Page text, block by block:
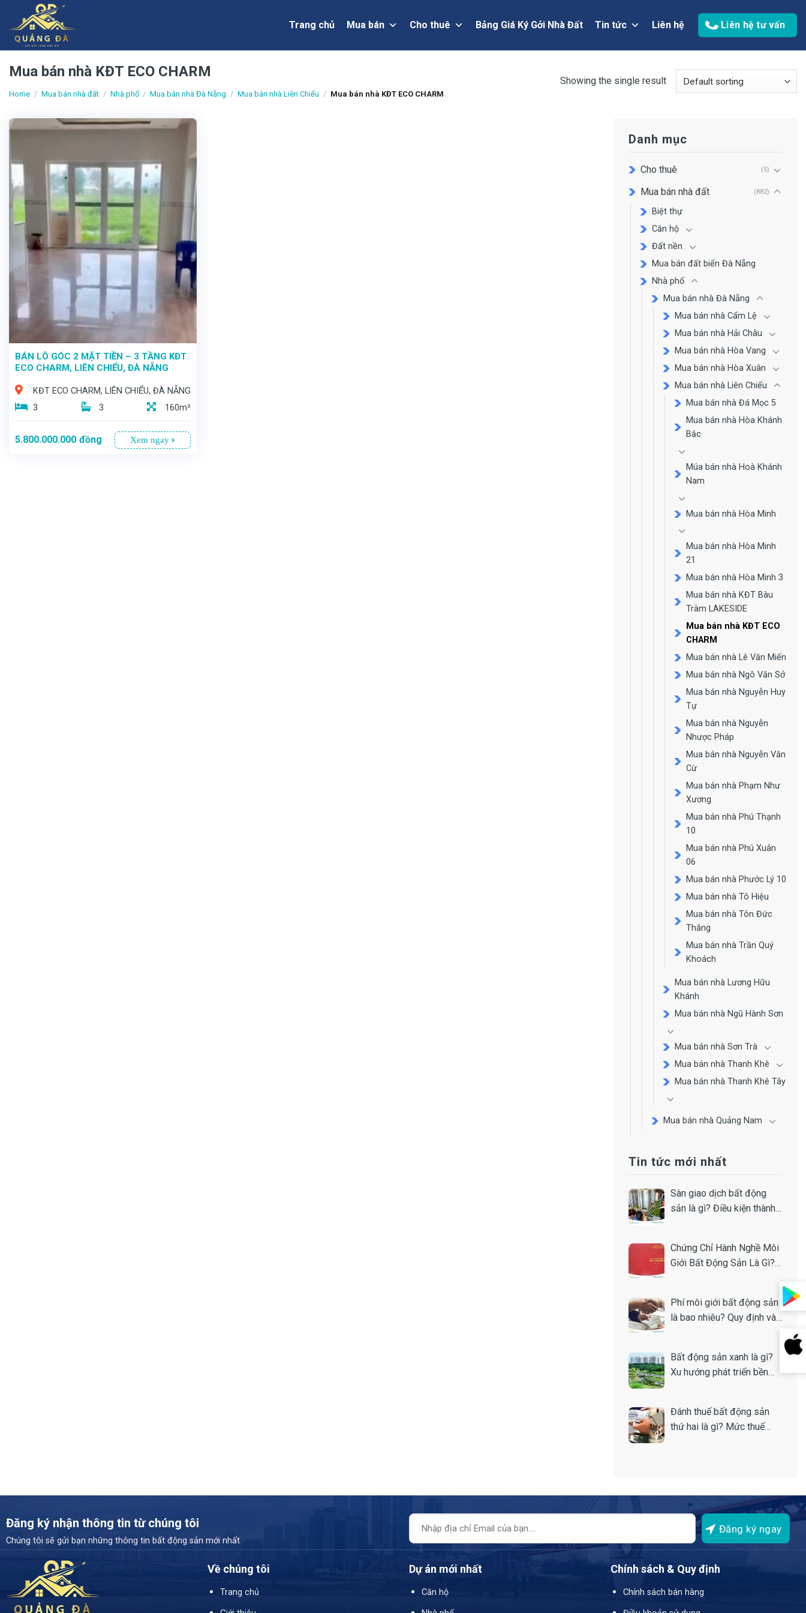
content
Trang chủ Mua bán Cho thuê Bảng Giá Ký Gởi Nhà Đất Tin tức Liên hệ Liên hệ tư vấn
Mua bán nhà KĐT ECO CHARM
Home / Mua bán nhà đất / Nhà phố / Mua bán nhà Đà Nẵng / Mua bán nhà Liên Chiểu / Mua bán nhà KĐT ECO CHARM
Showing the single result
BÁN LÔ GÓC 2 MẶT TIỀN – 3 TẦNG KĐT
ECO CHARM, LIÊN CHIỂU, ĐÀ NẴNG
KĐT ECO CHARM, LIÊN CHIỂU, ĐÀ NẴNG
3
3 160m²
5.800.000.000 đồng Xem ngay
Danh mục
Cho thuê (5)
Mua bán nhà đất (882)
Biệt thự
Căn hộ
Đất nền
Mua bán đất biển Đà Nẵng
Nhà phố
Mua bán nhà Đà Nẵng
Mua bán nhà Cẩm Lệ
Mua bán nhà Hải Châu
Mua bán nhà Hòa Vang
Mua bán nhà Hòa Xuân
Mua bán nhà Liên Chiểu
Mua bán nhà Đá Mọc 5
Mua bán nhà Hòa Khánh
Bắc
Múa bán nhà Hoà Khánh
Nam
Mua bán nhà Hòa Minh
Mua bán nhà Hòa Minh
21
Mua bán nhà Hòa Minh 3
Mua bán nhà KĐT Bàu
Tràm LAKESIDE
Mua bán nhà KĐT ECO
CHARM
Mua bán nhà Lê Văn Miến
Mua bán nhà Ngô Văn Sở
Mua bán nhà Nguyễn Huy
Tự
Mua bán nhà Nguyễn
Nhược Pháp
Mua bán nhà Nguyễn Văn
Cừ
Mua bán nhà Phạm Như
Xương
Mua bán nhà Phú Thạnh
10
Mua bán nhà Phú Xuân
06
Mua bán nhà Phước Lý 10
Mua bán nhà Tô Hiệu
Mua bán nhà Tôn Đức
Thắng
Mua bán nhà Trần Quý
Khoách
Mua bán nhà Lương Hữu
Khánh
Mua bán nhà Ngũ Hành Sơn
Mua bán nhà Sơn Trà
Mua bán nhà Thanh Khê
Mua bán nhà Thanh Khê Tây
Mua bán nhà Quảng Nam
Tin tức mới nhất
Sàn giao dịch bất động
sản là gì? Điều kiện thành
Chứng Chỉ Hành Nghề Môi
Giới Bất Động Sản Là Gì?
Phí môi giới bất động sản
là bao nhiêu? Quy định và
Bất động sản xanh là gì?
Xu hướng phát triển bền
Đánh thuế bất động sản
thứ hai là gì? Mức thuế
Đăng ký nhận thông tin từ chúng tôi
Chúng tôi sẽ gửi bạn những thông tin bất động sản mới nhất
Về chúng tôi
Trang chủ
Dự án mới nhất
Căn hộ
Chính sách & Quy định
Chính sách bán hàng